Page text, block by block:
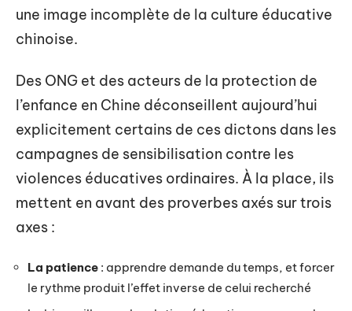
une image incomplète de la culture éducative
chinoise.
Des ONG et des acteurs de la protection de
l’enfance en Chine déconseillent aujourd’hui
explicitement certains de ces dictons dans les
campagnes de sensibilisation contre les
violences éducatives ordinaires. À la place, ils
mettent en avant des proverbes axés sur trois
axes :
La patience : apprendre demande du temps, et forcer
le rythme produit l’effet inverse de celui recherché